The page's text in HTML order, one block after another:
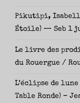
Pikutipi,
Étoile) — Seb 1
Le livre des
du Rouergue /
L’éclipse de
Table Ronde) –